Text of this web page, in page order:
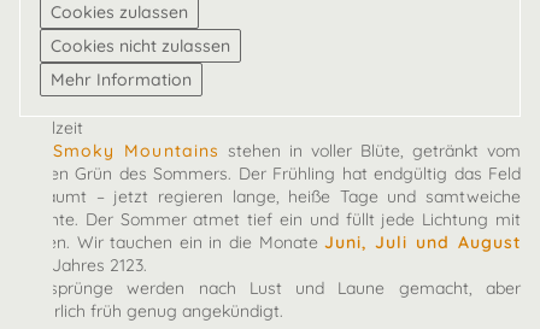
Spielzeit
DieSmoky Mountains stehen in voller Blüte, getränkt vom
satten Grün des Sommers. Der Frühling hat endgültig das Feld
geräumt – jetzt regieren lange, heiße Tage und samtweiche
Nächte. Der Sommer atmet tief ein und füllt jede Lichtung mit
Leben. Wir tauchen ein in die MonateJuni, Juli und August
des Jahres 2123.
Zeitsprünge werden nach Lust und Laune gemacht, aber
natürlich früh genug angekündigt.